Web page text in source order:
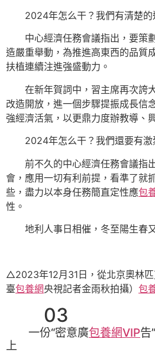
2024年怎么干？我們有清楚的
中心經濟任務會議指出，要策
造嚴重舉動，為推進高東西的品質
扶植連續注進強盛動力。
在新年賀詞中，習主席再次誇
改造開放，進一個步驟提振成長信
強經濟活氣，以更鼎力度辦教導、
2024年怎么干？我們還要有激
前不久的中心經濟任務會議指
會，應用一切有利前提，看準了就
些，盡力以本身任務簡直定性應包
性。
地利人事日相催，冬至陽生春
△2023年12月31日，從北京奧林
臺包養網央視記者金雨秋拍攝） 包
03
一份“密意廣包養網VIP告
上